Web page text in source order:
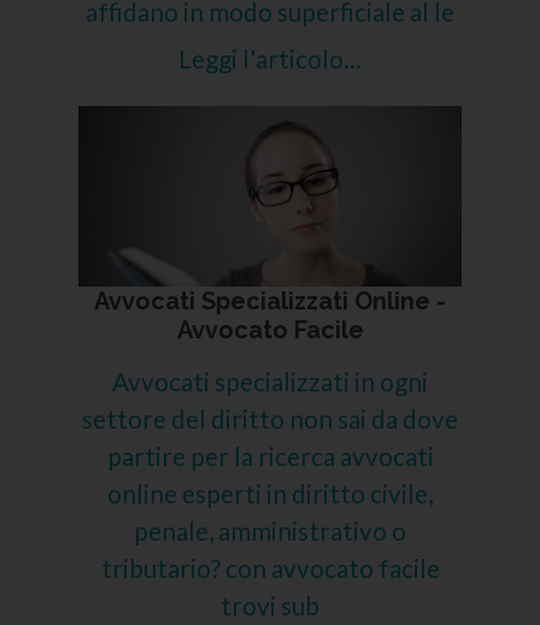
affidano in modo superficiale al le
Leggi l'articolo...
Avvocati Specializzati Online -
Avvocato Facile
Avvocati specializzati in ogni
settore del diritto non sai da dove
partire per la ricerca avvocati
online esperti in diritto civile,
penale, amministrativo o
tributario? con avvocato facile
trovi sub